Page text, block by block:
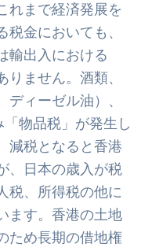
れまで経済発展を
金においても、
輸出入における
りません。酒類、
ィーゼル油）、
物品税」が発生し
減税となると香港
、日本の歳入が税
税、所得税の他に
ます。香港の土地
ため長期の借地権